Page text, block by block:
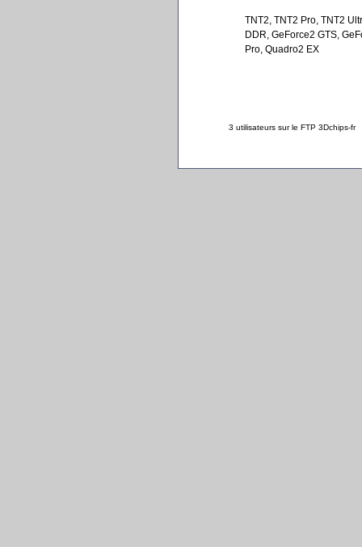
TNT2, TNT2 Pro, TNT2
DDR, GeForce2 GTS,
Pro, Quadro2 EX
3 utilisateurs sur le FTP 3Dchips-fr